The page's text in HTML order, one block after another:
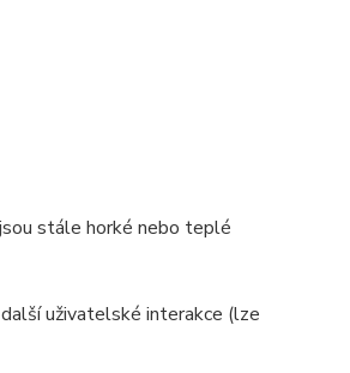
stále horké nebo teplé
uživatelské interakce (lze